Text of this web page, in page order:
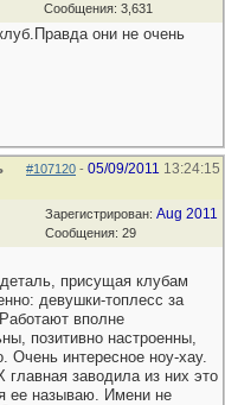
Сообщения: 3,631
они не очень
#107120 - 05/09/2011 13:24:15
Зарегистрирован: Aug 2011
Сообщения: 29
присущая клубам
девушки-топлесс за
вполне
позитивно настроенны,
Очень интересное ноу-хау.
заводила из них это
ее называю. Имени не